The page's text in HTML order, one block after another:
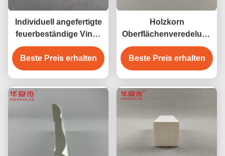
Individuell angefertigte
feuerbeständige Vinyl-
Trim Board Länge 7ft 8ft
10ft 12ft
Beste Preis erhalten
Holzkorn
Oberflächenveredelung
PVC Schaumbrett 10ft
Länge Wartungsfrei
Beste Preis erhalten